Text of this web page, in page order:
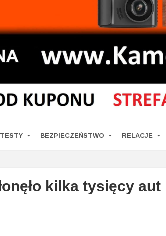
TESTY BEZPIECZEŃSTWO RELACJE
kilka tysięcy aut